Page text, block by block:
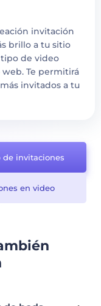
invitación
brillo a tu sitio
de video
Te permitirá
invitados a tu
invitaciones
en video